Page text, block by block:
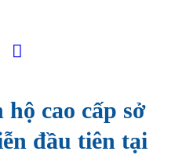
hộ cao cấp sở
đầu tiên tại